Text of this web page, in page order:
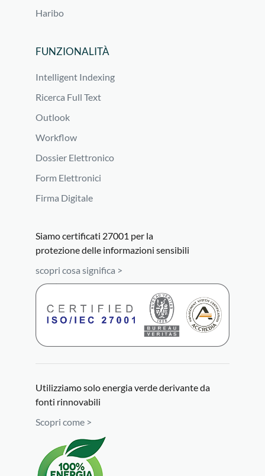
Haribo
FUNZIONALITÀ
Intelligent Indexing
Ricerca Full Text
Outlook
Workflow
Dossier Elettronico
Form Elettronici
Firma Digitale
Siamo certificati 27001 per la
protezione delle informazioni sensibili
scopri cosa significa >
Utilizziamo solo energia verde derivante da
fonti rinnovabili
Scopri come >